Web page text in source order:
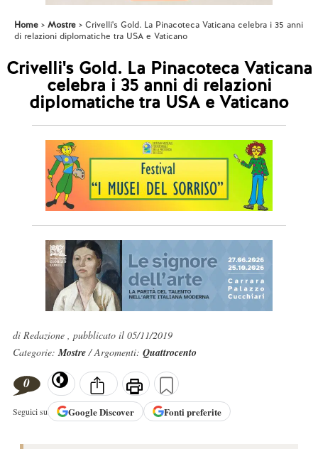
Home Mostre
Crivelli's Gold. La Pinacoteca Vaticana celebra i 35 anni
di relazioni diplomatiche tra USA e Vaticano
Crivelli's Gold. La Pinacoteca Vaticana
celebra i 35 anni di relazioni
diplomatiche tra USA e Vaticano
di Redazione , pubblicato il 05/11/2019
Categorie:Mostre/ Argomenti: Quattrocento
0
Seguici su GoogleDiscover Fonti preferite